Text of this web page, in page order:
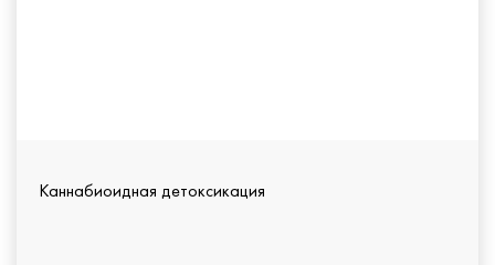
Каннабиоидная детоксикация